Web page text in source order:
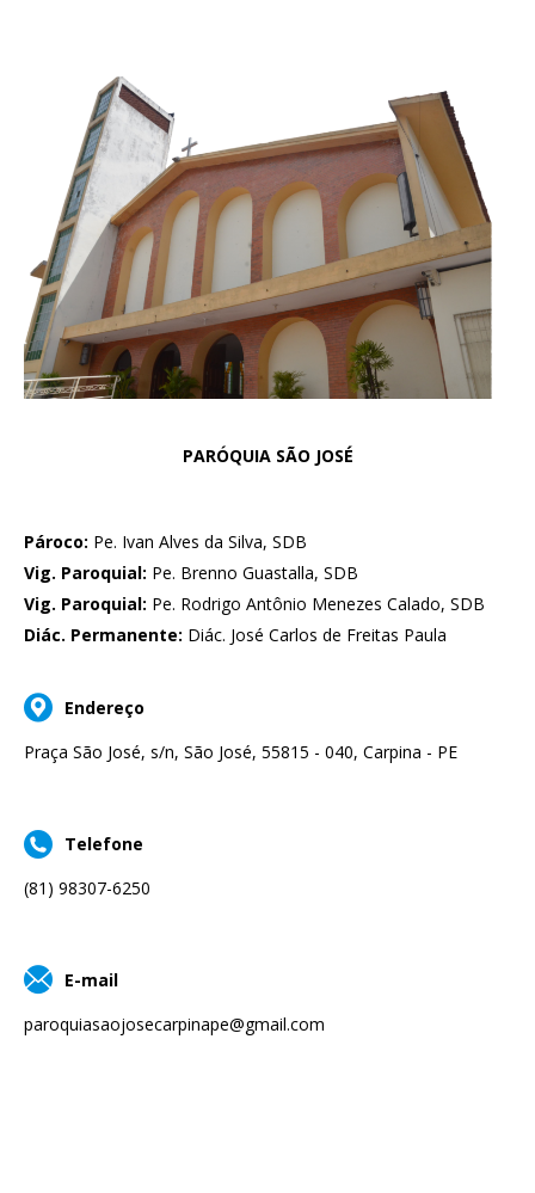
PARÓQUIA SÃO JOSÉ
Pároco: Pe. Ivan Alves da Silva, SDB
Vig. Paroquial: Pe. Brenno Guastalla, SDB
Vig. Paroquial: Pe. Rodrigo Antônio Menezes Calado, SDB
Diác. Permanente: Diác. José Carlos de Freitas Paula
Endereço
Praça São José, s/n, São José, 55815 - 040, Carpina - PE
Telefone
(81) 98307-6250
E-mail
paroquiasaojosecarpinape@gmail.com